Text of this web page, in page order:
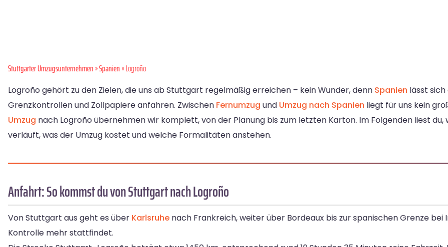
Stuttgarter Umzugsunternehmen»Spanien» Logroño
Logroño gehört zu den Zielen, die uns ab Stuttgart regelmäßig erreichen – kein Wunder, denn Spanien lässt
Grenzkontrollen und Zollpapiere anfahren. Zwischen Fernumzug und Umzug nach Spanien liegt für uns kein
Umzug nach Logroño übernehmen wir komplett, von der Planung bis zum letzten Karton. Im Folgenden liest
verläuft, was der Umzug kostet und welche Formalitäten anstehen.
Anfahrt: So kommst du von Stuttgart nach Logroño
Von Stuttgart aus geht es über Karlsruhe nach Frankreich, weiter über Bordeaux bis zur spanischen Grenze bei
Kontrolle mehr stattfindet.